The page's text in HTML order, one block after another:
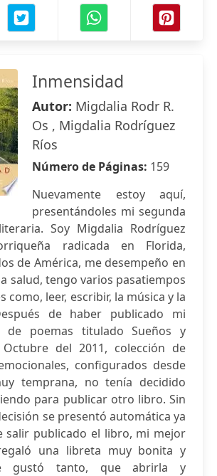
Inmensidad
Autor: Migdalia Rodr R.
Os , Migdalia Rodríguez
Ríos
Número de Páginas: 159
Nuevamente estoy aquí,
presentándoles mi segunda
Soy Migdalia Rodríguez
radicada en Florida,
de América, me desempeño en
salud, tengo varios pasatiempos
como, leer, escribir, la música y la
de haber publicado mi
de poemas titulado Sueños y
Octubre del 2011, colección de
configurados desde
temprana, no tenía decidido
para publicar otro libro. Sin
se presentó automática ya
salir publicado el libro, mi mejor
una libreta muy bonita y
gustó tanto, que abrirla y